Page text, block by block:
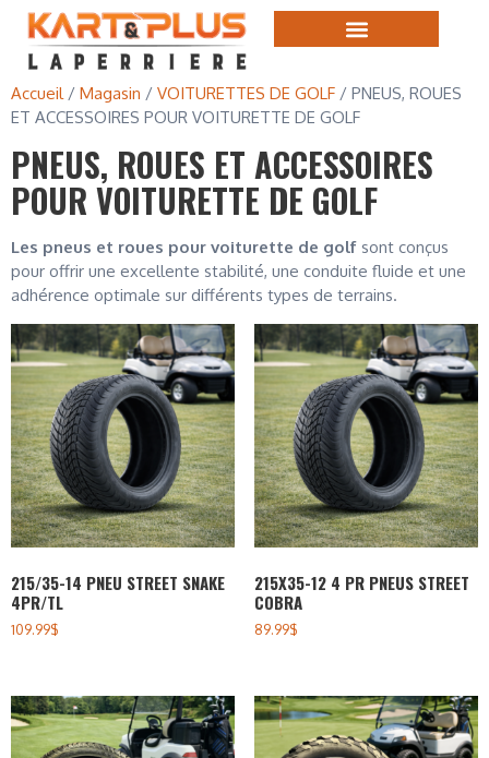
Accueil/ Magasin / VOITURETTES DE GOLF / PNEUS, ROUES
ET ACCESSOIRES POUR VOITURETTE DE GOLF
PNEUS, ROUES ET ACCESSOIRES
POUR VOITURETTE DE GOLF
Les pneus et roues pour voiturette de golf sont conçus
pour offrir une excellente stabilité, une conduite fluide et une
adhérence optimale sur différents types de terrains.
215/35-14 PNEU STREET SNAKE
4PR/TL
109.99$
215X35-12 4 PR PNEUS STREET
COBRA
89.99$